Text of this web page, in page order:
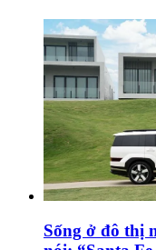
Sống ở đô thị